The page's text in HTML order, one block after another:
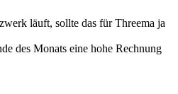
läuft, sollte das für Threema ja
des Monats eine hohe Rechnung